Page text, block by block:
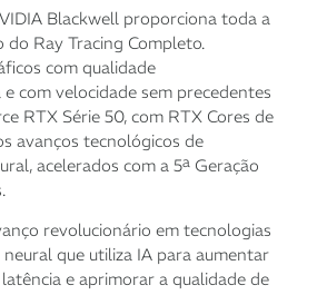
com
R$5.505,00
com
R$5.559,33
com
R$5.590,80
com
R$
Blackwell proporciona toda a
do Ray Tracing Completo.
com qualidade
com velocidade sem precedentes
RTX Série 50, com RTX Cores de
avanços tecnológicos de
acelerados com a 5ª Geração
revolucionário em tecnologias
que utiliza IA para aumentar
e aprimorar a qualidade de